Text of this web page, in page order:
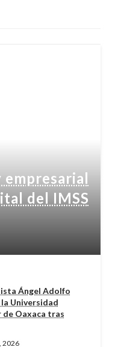
del IMSS
Ángel Adolfo
Universidad
de Oaxaca tras
2026